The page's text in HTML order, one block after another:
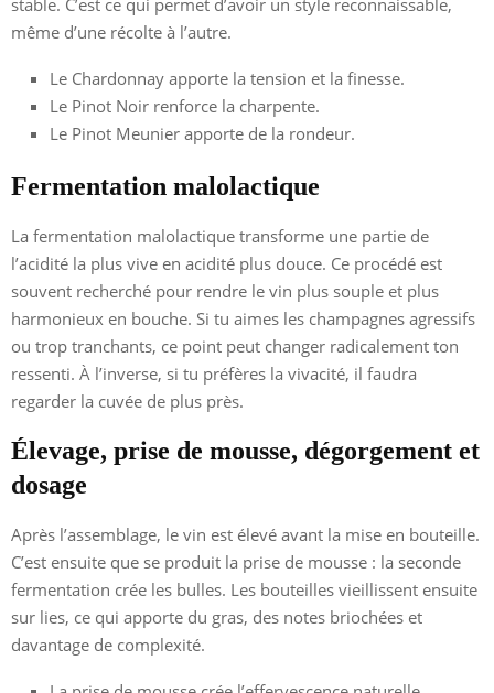
même d’une récolte à l’autre.
Le Chardonnay apporte la tension et la finesse.
Le Pinot Noir renforce la charpente.
Le Pinot Meunier apporte de la rondeur.
Fermentation malolactique
La fermentation malolactique transforme une partie de
l’acidité la plus vive en acidité plus douce. Ce procédé est
souvent recherché pour rendre le vin plus souple et plus
harmonieux en bouche. Si tu aimes les champagnes agressifs
ou trop tranchants, ce point peut changer radicalement ton
ressenti. À l’inverse, si tu préfères la vivacité, il faudra
regarder la cuvée de plus près.
Élevage, prise de mousse, dégorgement et
dosage
Après l’assemblage, le vin est élevé avant la mise en bouteille.
C’est ensuite que se produit la prise de mousse : la seconde
fermentation crée les bulles. Les bouteilles vieillissent ensuite
sur lies, ce qui apporte du gras, des notes briochées et
davantage de complexité.